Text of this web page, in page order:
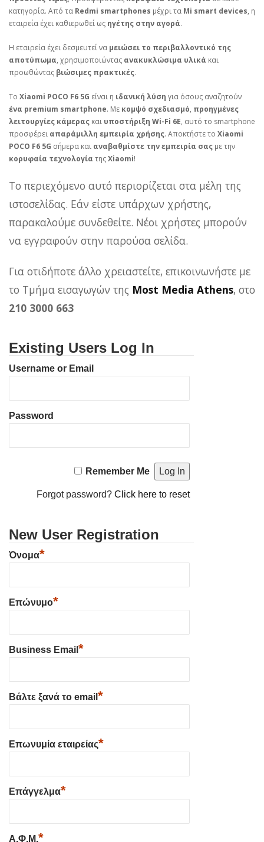
κατηγορία. Από τα Redmi smartphones μέχρι τα Mi smart devices, η
εταιρεία έχει καθιερωθεί ως ηγέτης στην αγορά.
Η εταιρεία έχει δεσμευτεί να μειώσει το περιβαλλοντικό της
αποτύπωμα, χρησιμοποιώντας ανακυκλώσιμα υλικά και
προωθώντας βιώσιμες πρακτικές.
Το Xiaomi POCO F6 5G είναι η ιδανική λύση για όσους αναζητούν
ένα premium smartphone. Με κομψό σχεδιασμό, προηγμένες
λειτουργίες κάμερας και υποστήριξη Wi-Fi 6E, αυτό το smartphone
προσφέρει απαράμιλλη εμπειρία χρήσης. Αποκτήστε το Xiaomi
POCO F6 5G σήμερα και αναβαθμίστε την εμπειρία σας με την
κορυφαία τεχνολογία τηςXiaomi!
Το περιεχόμενο αυτό περιορίζεται στα μέλη της
ιστοσελίδας. Εάν είστε υπάρχων χρήστης,
παρακαλούμε συνδεθείτε. Νέοι χρήστες μπορούν
να εγγραφούν στην παρούσα σελίδα.
Για οτιδήποτε άλλο χρειαστείτε, επικοινωνήστε με
το Τμήμα εισαγωγών της Most Media Athens, στο
210 3000 663
Existing Users Log In
Username or Email
Password
Remember Me
Forgot password?Click here to reset
New User Registration
Όνομα*
Επώνυμο*
Business Email *
Βάλτε ξανά το email *
Επωνυμία εταιρείας*
Επάγγελμα*
Α.Φ.Μ.*